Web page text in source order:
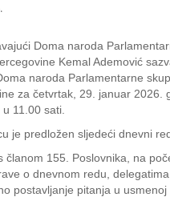
Doma naroda
Kemal Ademović
naroda Parlamentarne
za četvrtak, 29. januar 2026.
11.00 sati.
je predložen sljedeći dnevni
članom 155. Poslovnika, na
o dnevnom redu,
postavljanje pitanja u usmenoj